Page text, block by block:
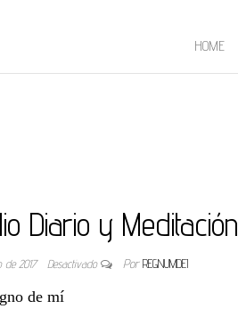
HOME
Diario y Meditación
de 2017 Desactivado Por REGNUMDEI
de mí